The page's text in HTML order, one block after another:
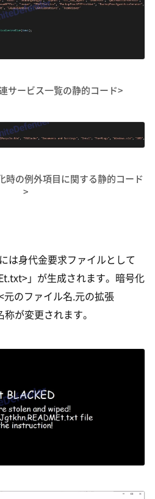
サービス一覧の静的コード>
時の例外項目に関する静的コード
>
は身代金要求ファイルとして
」が生成されます。暗号化
元のファイル名.元の拡張
が変更されます。